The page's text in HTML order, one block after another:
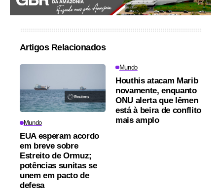
Artigos Relacionados
Mundo
EUA esperam acordo
em breve sobre
Estreito de Ormuz;
potências sunitas se
unem em pacto de
defesa
Mundo
Houthis atacam Marib
novamente, enquanto
ONU alerta que Iêmen
está à beira de conflito
mais amplo